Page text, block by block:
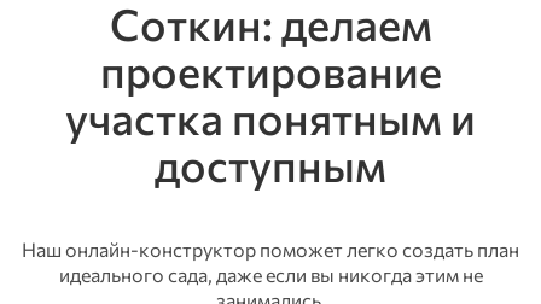
Соткин: делаем
проектирование
участка понятным и
доступным
Наш онлайн-конструктор поможет легко создать план
идеального сада, даже если вы никогда этим не